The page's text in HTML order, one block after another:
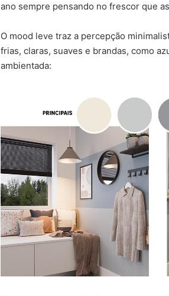
ano sempre pensando no frescor que
O mood leve traz a percepção
frias, claras, suaves e brandas, como
ambientada: